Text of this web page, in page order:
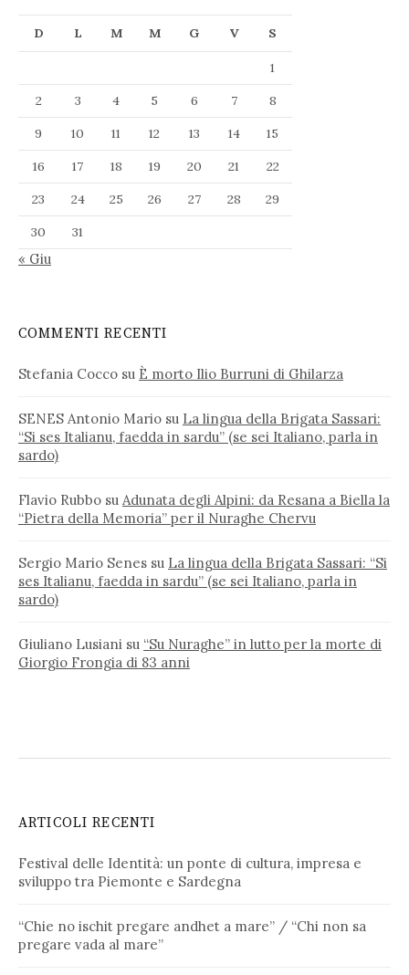
D L M M G V S
1
2
3 4 5 6 7
8
9
10 11 12 13 14
15
16
17 18 19 20 21
22
23
24 25 26 27 28
29
30
31
« Giu
COMMENTI RECENTI
Stefania Cocco su È morto Ilio Burruni di Ghilarza
SENES Antonio Mario su La lingua della Brigata Sassari:
“Si ses Italianu, faedda in sardu” (se sei Italiano, parla in
sardo)
Flavio Rubbo su Adunata degli Alpini: da Resana a Biella la
“Pietra della Memoria” per il Nuraghe Chervu
Sergio Mario Senes su La lingua della Brigata Sassari: “Si
ses Italianu, faedda in sardu” (se sei Italiano, parla in
sardo)
Giuliano Lusiani su “Su Nuraghe” in lutto per la morte di
Giorgio Frongia di 83 anni
ARTICOLI RECENTI
Festival delle Identità: un ponte di cultura, impresa e
sviluppo tra Piemonte e Sardegna
“Chie no ischit pregare andhet a mare” / “Chi non sa
pregare vada al mare”